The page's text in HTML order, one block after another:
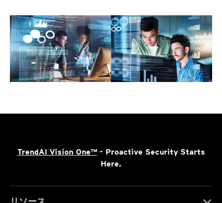
TrendAI Vision One™- Proactive Security Starts
Here.